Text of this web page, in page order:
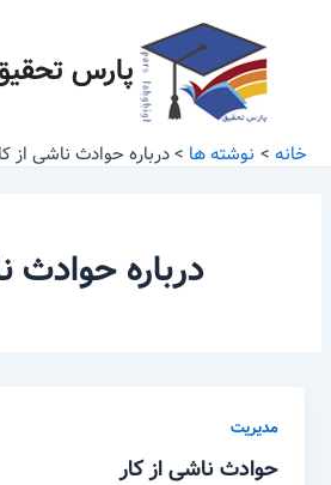
پارس
خانه نوشته ها درباره حوادث ناشی از
درباره حوادث
مدیریت
حوادث ناشی از کار